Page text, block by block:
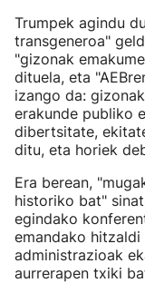
Trumpek agindu
transgeneroa"
"gizonak
dituela, eta
izango da:
erakunde publiko
dibertsitate,
ditu, eta horiek
Era berean,
historiko bat"
egindako
emandako
administrazioak
aurrerapen txiki